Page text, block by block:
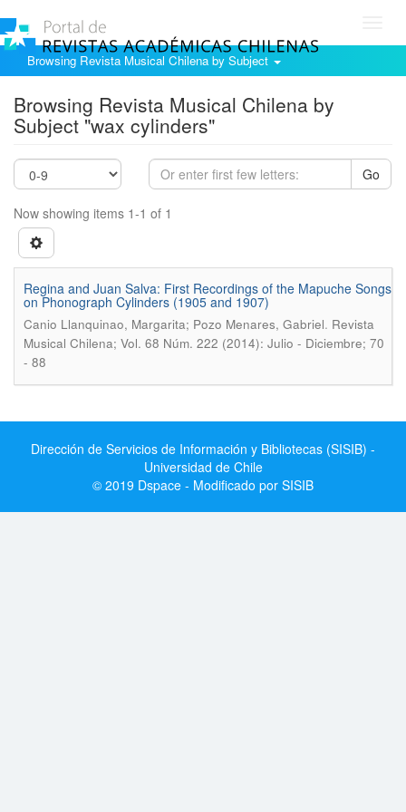
Browsing Revista Musical Chilena by Subject
Browsing Revista Musical Chilena by
Subject "wax cylinders"
Go
Now showing items 1-1 of 1
Regina and Juan Salva: First Recordings of the Mapuche Songs
on Phonograph Cylinders (1905 and 1907)
Canio Llanquinao, Margarita; Pozo Menares, Gabriel. Revista
Musical Chilena; Vol. 68 Núm. 222 (2014): Julio - Diciembre; 70
- 88
Dirección de Servicios de Información y Bibliotecas (SISIB) -
Universidad de Chile
© 2019 Dspace - Modificado por SISIB